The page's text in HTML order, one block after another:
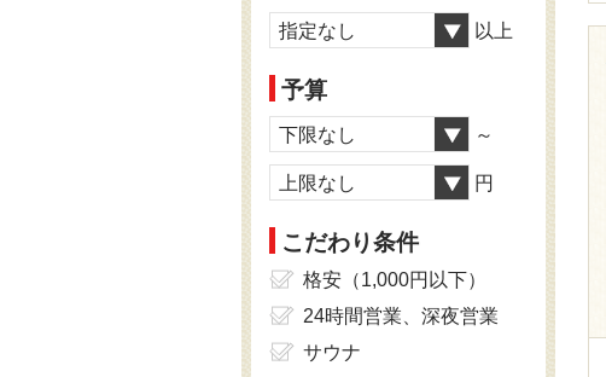
指定なし 以上
予算
下限なし ～
上限なし 円
こだわり条件
格安（1,000円以下）
24時間営業、深夜営業
サウナ